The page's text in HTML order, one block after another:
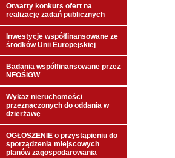
Otwarty konkurs ofert na
realizację zadań publicznych
Inwestycje współfinansowane ze
środków Unii Europejskiej
Badania współfinansowane przez
NFOŚiGW
Wykaz nieruchomości
przeznaczonych do oddania w
dzierżawę
OGŁOSZENIE o przystąpieniu do
sporządzenia miejscowych
planów zagospodarowania